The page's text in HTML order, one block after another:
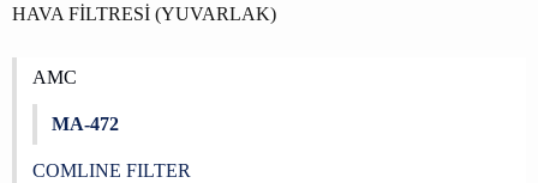
HAVA FİLTRESİ (YUVARLAK)
AMC
MA-472
COMLINE FILTER